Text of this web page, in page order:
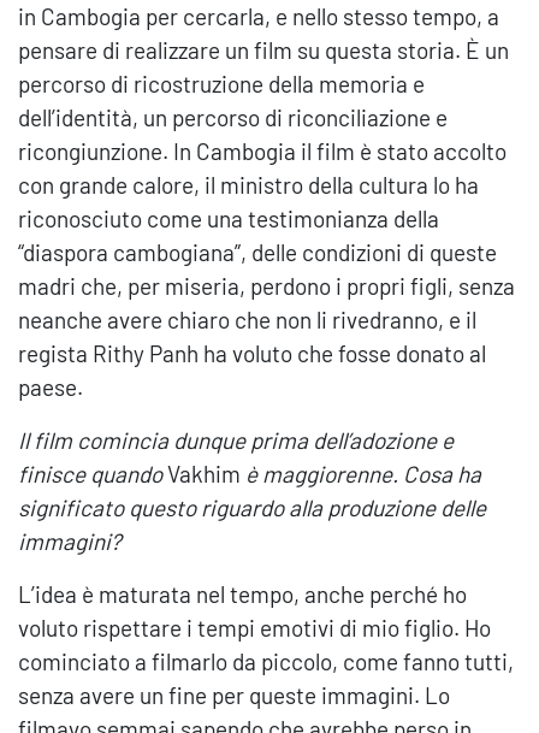
in Cambogia per cercarla, e nello stesso tempo, a
pensare di realizzare un film su questa storia. È un
percorso di ricostruzione della memoria e
dell’identità, un percorso di riconciliazione e
ricongiunzione. In Cambogia il film è stato accolto
con grande calore, il ministro della cultura lo ha
riconosciuto come una testimonianza della
“diaspora cambogiana”, delle condizioni di queste
madri che, per miseria, perdono i propri figli, senza
neanche avere chiaro che non li rivedranno, e il
regista Rithy Panh ha voluto che fosse donato al
paese.
Il film comincia dunque prima dell’adozione e
finisce quandoVakhim è maggiorenne. Cosa ha
significato questo riguardo alla produzione delle
immagini?
L’idea è maturata nel tempo, anche perché ho
voluto rispettare i tempi emotivi di mio figlio. Ho
cominciato a filmarlo da piccolo, come fanno tutti,
senza avere un fine per queste immagini. Lo